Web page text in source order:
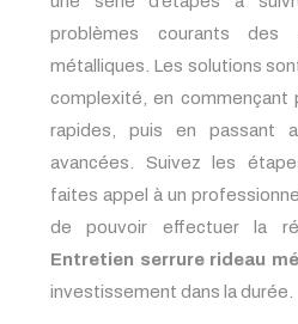
problèmes courants des
métalliques. Les solutions
complexité, en commençant
rapides, puis en passant
avancées. Suivez les
faites appel à un
de pouvoir effectuer la
Entretien serrure rideau
investissement dans la durée.